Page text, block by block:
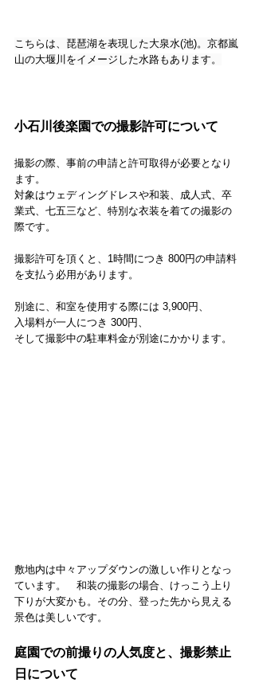
こちらは、琵琶湖を表現した大泉水(池)。京都嵐
山の大堰川をイメージした水路もあります。
小石川後楽園での撮影許可について
撮影の際、事前の申請と許可取得が必要となり
ます。
対象はウェディングドレスや和装、成人式、卒
業式、七五三など、特別な衣装を着ての撮影の
際です。
撮影許可を頂くと、1時間につき 800円の申請料
を支払う必用があります。
別途に、和室を使用する際には 3,900円、
入場料が一人につき 300円、
そして撮影中の駐車料金が別途にかかります。
敷地内は中々アップダウンの激しい作りとなっ
ています。　和装の撮影の場合、けっこう上り
下りが大変かも。その分、登った先から見える
景色は美しいです。
庭園での前撮りの人気度と、撮影禁止
日について